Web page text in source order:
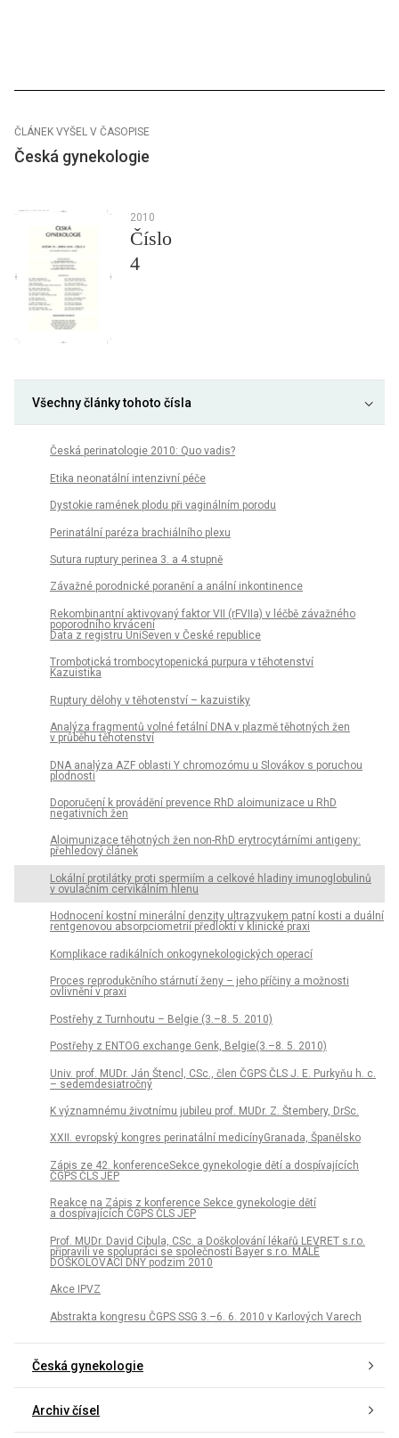
ČLÁNEK VYŠEL V ČASOPISE
Česká gynekologie
2010
Číslo
4
Všechny články tohoto čísla
Česká perinatologie 2010: Quo vadis?
Etika neonatální intenzivní péče
Dystokie ramének plodu při vaginálním porodu
Perinatální paréza brachiálního plexu
Sutura ruptury perinea 3. a 4.stupně
Závažné porodnické poranění a anální inkontinence
Rekombinantní aktivovaný faktor VII (rFVIIa) v léčbě závažného
poporodního krvácení
Data z registru UniSeven v České republice
Trombotická trombocytopenická purpura v těhotenství
Kazuistika
Ruptury dělohy v těhotenství – kazuistiky
Analýza fragmentů volné fetální DNA v plazmě těhotných žen
v průběhu těhotenství
DNA analýza AZF oblasti Y chromozómu u Slovákov s poruchou
plodnosti
Doporučení k provádění prevence RhD aloimunizace u RhD
negativních žen
Aloimunizace těhotných žen non-RhD erytrocytárními antigeny:
přehledový článek
Lokální protilátky proti spermiím a celkové hladiny imunoglobulinů
v ovulačním cervikálním hlenu
Hodnocení kostní minerální denzity ultrazvukem patní kosti a duální
rentgenovou absorpciometrií předloktí v klinické praxi
Komplikace radikálních onkogynekologických operací
Proces reprodukčního stárnutí ženy – jeho příčiny a možnosti
ovlivnění v praxi
Postřehy z Turnhoutu – Belgie (3.–8. 5. 2010)
Postřehy z ENTOG exchange Genk, Belgie(3.–8. 5. 2010)
Univ. prof. MUDr. Ján Štencl, CSc., člen ČGPS ČLS J. E. Purkyňu h. c.
– sedemdesiatročný
K významnému životnímu jubileu prof. MUDr. Z. Štembery, DrSc.
XXII. evropský kongres perinatální medicínyGranada, Španělsko
Zápis ze 42. konferenceSekce gynekologie dětí a dospívajících
ČGPS ČLS JEP
Reakce na Zápis z konference Sekce gynekologie dětí
a dospívajících ČGPS ČLS JEP
Prof. MUDr. David Cibula, CSc. a Doškolování lékařů LEVRET s.r.o.
připravili ve spolupráci se společností Bayer s.r.o. MALÉ
DOŠKOLOVACÍ DNY podzim 2010
Akce IPVZ
Abstrakta kongresu ČGPS SSG 3.–6. 6. 2010 v Karlových Varech
Česká gynekologie
Archiv čísel